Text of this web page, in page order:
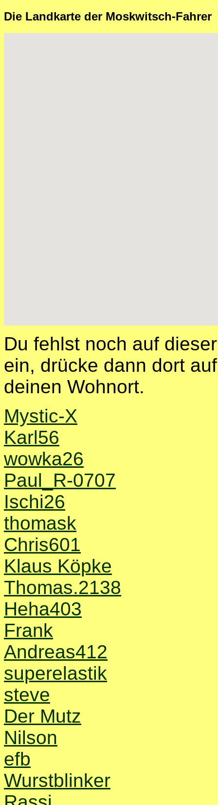
Die Landkarte der Moskwitsch-Fahrer
Du fehlst noch auf
ein, drücke dann dort
deinen Wohnort.
Mystic-X
Karl56
wowka26
Paul_R-0707
Ischi26
thomask
Chris601
Klaus Köpke
Thomas.2138
Heha403
Frank
Andreas412
superelastik
steve
Der Mutz
Nilson
efb
Wurstblinker